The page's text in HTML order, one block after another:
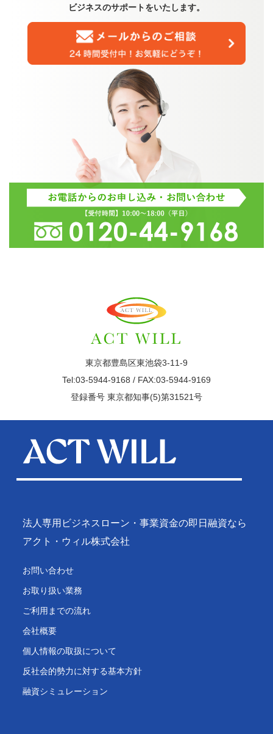
ビジネスのサポートをいたします。
東京都豊島区東池袋3-11-9
Tel:03-5944-9168 / FAX:03-5944-9169
登録番号 東京都知事(5)第31521号
法人専用ビジネスローン・事業資金の即日融資なら
アクト・ウィル株式会社
お問い合わせ
お取り扱い業務
ご利用までの流れ
会社概要
個人情報の取扱について
反社会的勢力に対する基本方針
融資シミュレーション